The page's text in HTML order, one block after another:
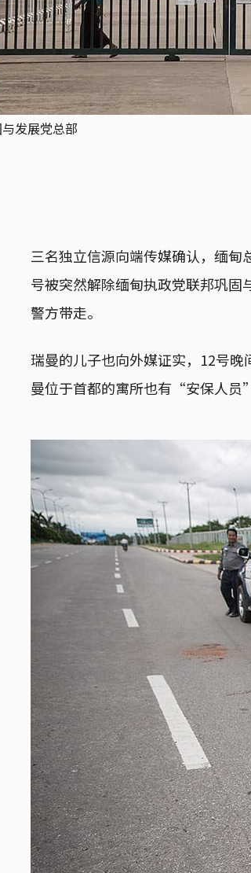
发展党总部
三名独立信源向端传媒确认，缅
号被突然解除缅甸执政党联邦巩固
警方带走。
瑞曼的儿子也向外媒证实，12号
曼位于首都的寓所也有“安保人员